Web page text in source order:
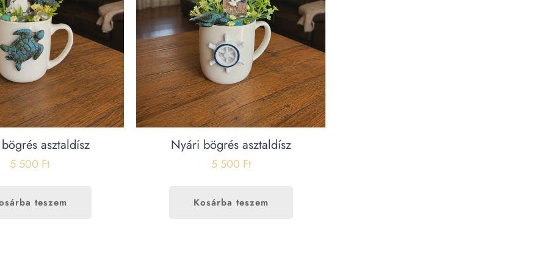
asztaldísz
5 500 Ft
teszem
Nyári bögrés asztaldísz
5 500 Ft
Kosárba teszem